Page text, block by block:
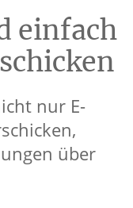
einfach
nur E-
über